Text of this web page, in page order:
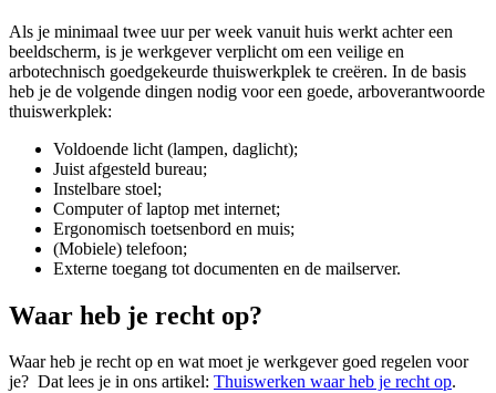
Als je minimaal twee uur per week vanuit huis werkt achter een
beeldscherm, is je werkgever verplicht om een veilige en
arbotechnisch goedgekeurde thuiswerkplek te creëren. In de basis
heb je de volgende dingen nodig voor een goede, arboverantwoorde
thuiswerkplek:
Voldoende licht (lampen, daglicht);
Juist afgesteld bureau;
Instelbare stoel;
Computer of laptop met internet;
Ergonomisch toetsenbord en muis;
(Mobiele) telefoon;
Externe toegang tot documenten en de mailserver.
Waar heb je recht op?
Waar heb je recht op en wat moet je werkgever goed regelen voor
je? Dat lees je in ons artikel: Thuiswerken waar heb je recht op.